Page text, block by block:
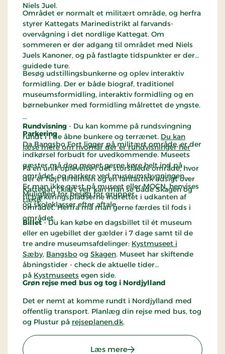
Niels Juel.
Området er normalt et militært område, og herfra
styrer Kattegats Marinedistrikt al farvands-
overvågning i det nordlige Kattegat. Om
sommeren er der adgang til området med Niels
Juels Kanoner, og på fastlagte tidspunkter er der
guidede ture.
Besøg udstillingsbunkerne og oplev interaktiv
formidling. Der er både biograf, traditionel
museumsformidling, interaktiv formidling og en
børnebunker med formidling målrettet de yngste.
Rundvisning - Du kan komme på rundsvingning
rundt i i de åbne bunkere og terrænet. Du kan
læse mere om hvornår der er rundvisninger her
Få en unik oplevelse i det storslåede område, hvor
der er højt til himlen og en fantastisk udsigt over
Kattegat. I klart vejr kan man se både Skagen og
Læsø.
Parkering
Da Bangsbo Fort ligger på militært område, er der
indkørsel forbudt for uvedkommende. Museets
gæster må dog meget gerne køre helt ind på
området, og parkere ved museumsbygningen.
Er man ikke gæst på museet eller MOCN, henvises
til parkeringspladserne indrettet i udkanten af
området. Herfra må man gerne færdes til fods i
området.
Mulighed for besøg for grupper
og skoleklasser efter aftale.
Billet- Du kan købe en dagsbillet til ét museum
eller en ugebillet der gælder i 7 dage samt til de
tre andre museumsafdelinger: Kystmuseet i
Sæby, Bangsbo og Skagen. Museet har skiftende
åbningstider - check de aktuelle tider
på Kystmuseets egen side.
Grøn rejse med bus og tog i Nordjylland
Det er nemt at komme rundt i Nordjylland med
offentlig transport. Planlæg din rejse med bus, tog
og Plustur på rejseplanen.dk.
Læs mere: Kystmuseet Bangsbo